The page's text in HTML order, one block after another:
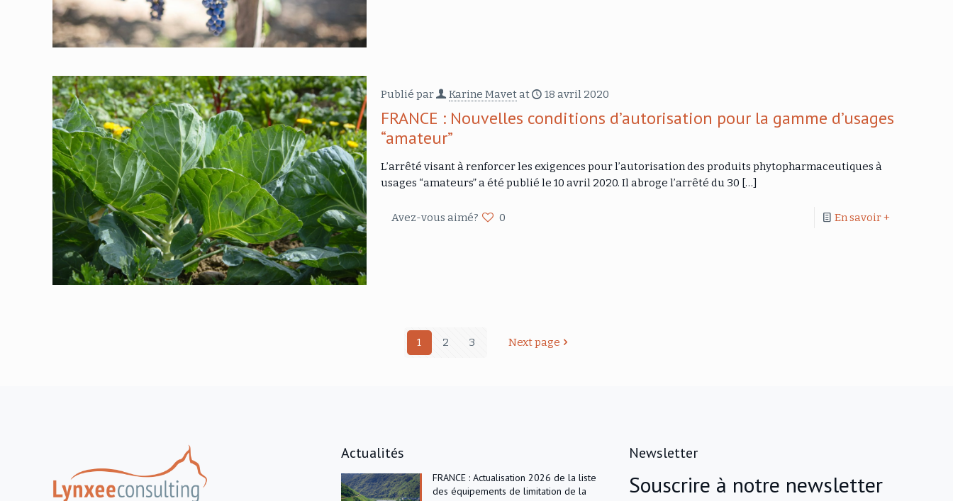
Publié par Karine Mavet at 18 avril 2020
FRANCE : Nouvelles conditions d’autorisation pour la gamme d’usages
“amateur”
L’arrêté visant à renforcer les exigences pour l’autorisation des produits phytopharmaceutiques à
usages “amateurs” a été publié le 10 avril 2020. Il abroge l’arrêté du 30 […]
Avez-vous aimé? 0 En savoir +
1 2 3 Next page
Actualités
FRANCE : Actualisation 2026 de la liste
des équipements de limitation de la
Newsletter
Souscrire à notre newsletter